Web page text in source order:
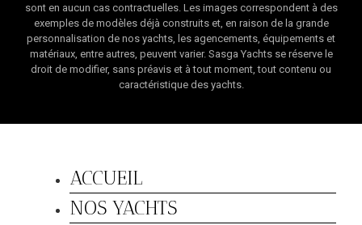
sont en aucun cas contractuelles. Les images correspondent à des
exemples de modèles déjà construits et, en raison de la grande
personnalisation de nos yachts, les agencements, équipements et
matériaux, entre autres, peuvent varier. Sasga Yachts se réserve le
droit de modifier, sans préavis et à tout moment, tout contenu ou
caractéristique des yachts.
ACCUEIL
NOS YACHTS